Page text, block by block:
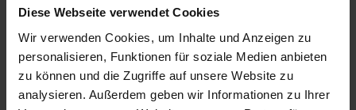
Diese Webseite verwendet Cookies
Wir verwenden Cookies, um Inhalte und Anzeigen zu
personalisieren, Funktionen für soziale Medien anbieten
zu können und die Zugriffe auf unsere Website zu
analysieren. Außerdem geben wir Informationen zu Ihrer
KONTAKT
Christian Borowski
Borowski, Christian
Friedhofsweg 1-3